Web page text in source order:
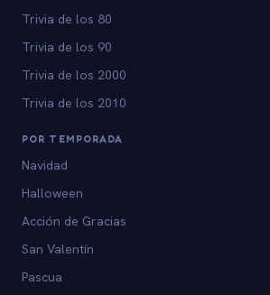
Trivia de los 80
Trivia de los 90
Trivia de los 2000
Trivia de los 2010
POR TEMPORADA
Navidad
Halloween
Acción de Gracias
San Valentín
Pascua